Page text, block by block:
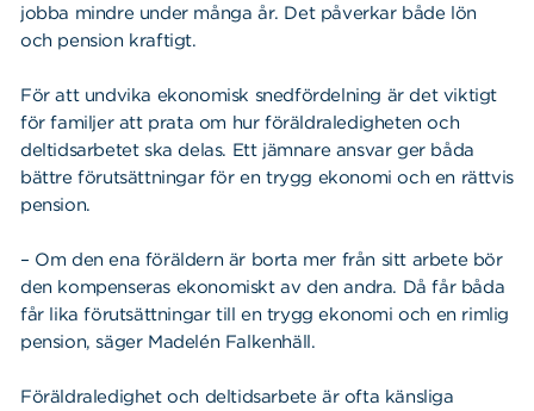
jobba mindre under många år. Det påverkar både lön
och pension kraftigt.
För att undvika ekonomisk snedfördelning är det viktigt
för familjer att prata om hur föräldraledigheten och
deltidsarbetet ska delas. Ett jämnare ansvar ger båda
bättre förutsättningar för en trygg ekonomi och en rättvis
pension.
– Om den ena föräldern är borta mer från sitt arbete bör
den kompenseras ekonomiskt av den andra. Då får båda
får lika förutsättningar till en trygg ekonomi och en rimlig
pension, säger Madelén Falkenhäll.
Föräldraledighet och deltidsarbete är ofta känsliga